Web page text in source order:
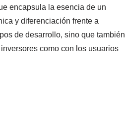
encapsula la esencia de un
y diferenciación frente a
de desarrollo, sino que también
como con los usuarios